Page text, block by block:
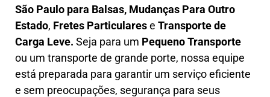
São Paulo para Balsas, Mudanças Para Outro
Estado, Fretes Particularese Transportede
Carga Leve. Seja para um Pequeno Transporte
ou um transporte de grande porte, nossa equipe
está preparada para garantir um serviço eficiente
e sem preocupações, segurança para seus